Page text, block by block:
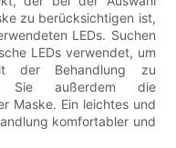
zu berücksichtigen ist,
LEDs. Suchen
LEDs verwendet, um
der Behandlung zu
Sie außerdem die
Maske. Ein leichtes und
komfortabler und